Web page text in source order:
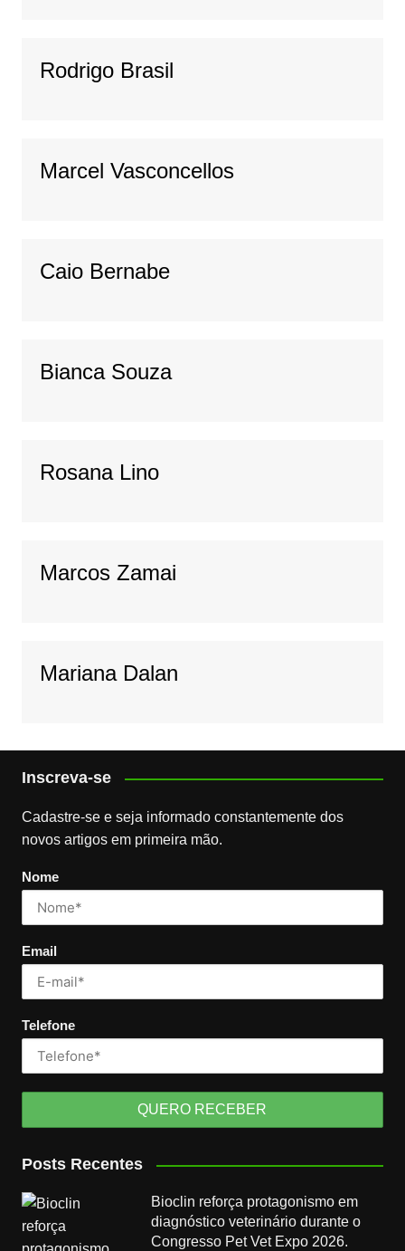
Rodrigo Brasil
Marcel Vasconcellos
Caio Bernabe
Bianca Souza
Rosana Lino
Marcos Zamai
Mariana Dalan
Inscreva-se
Cadastre-se e seja informado constantemente dos
novos artigos em primeira mão.
Nome
Email
Telefone
Posts Recentes
Bioclin reforça protagonismo em
diagnóstico veterinário durante o
Congresso Pet Vet Expo 2026.